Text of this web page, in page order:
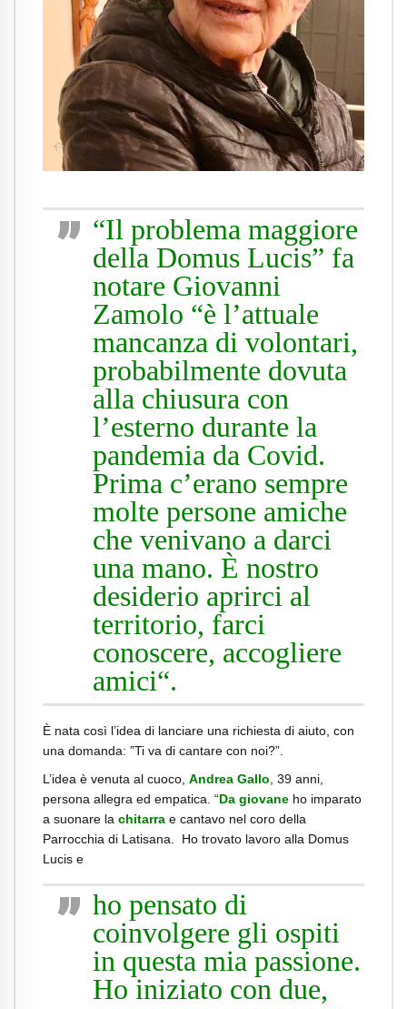
“Il problema maggiore
della Domus Lucis” fa
notare Giovanni
Zamolo “è l’attuale
mancanza di volontari,
probabilmente dovuta
alla chiusura con
l’esterno durante la
pandemia da Covid.
Prima c’erano sempre
molte persone amiche
che venivano a darci
una mano. È nostro
desiderio aprirci al
territorio, farci
conoscere, accogliere
amici“.
È nata così l’idea di lanciare una richiesta di aiuto, con
una domanda: ”Ti va di cantare con noi?”.
L’idea è venuta al cuoco, Andrea Gallo , 39 anni,
persona allegra ed empatica. “Da giovane ho imparato
a suonare la chitarra e cantavo nel coro della
Parrocchia di Latisana. Ho trovato lavoro alla Domus
Lucis e
ho pensato di
coinvolgere gli ospiti
in questa mia passione.
Ho iniziato con due,